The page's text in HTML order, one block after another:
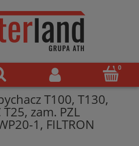
T100, T130,
zam. PZL
1, FILTRON